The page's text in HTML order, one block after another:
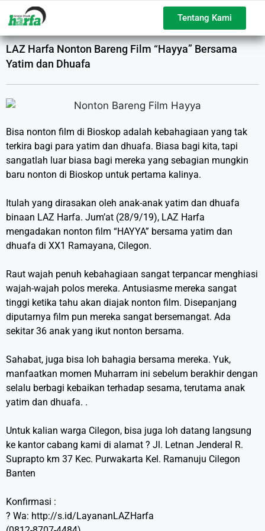
Tentang Kami
LAZ Harfa Nonton Bareng Film “Hayya” Bersama
Yatim dan Dhuafa
Bisa nonton film di Bioskop adalah kebahagiaan yang tak
terkira bagi para yatim dan dhuafa. Biasa bagi kita, tapi
sangatlah luar biasa bagi mereka yang sebagian mungkin
baru nonton di Bioskop untuk pertama kalinya. ⁣
Itulah yang dirasakan oleh anak-anak yatim dan dhuafa
binaan LAZ Harfa. Jum’at (28/9/19), LAZ Harfa
mengadakan nonton film “HAYYA” bersama yatim dan
dhuafa di XX1 Ramayana, Cilegon.⁣
Raut wajah penuh kebahagiaan sangat terpancar menghiasi
wajah-wajah polos mereka. Antusiasme mereka sangat
tinggi ketika tahu akan diajak nonton film. Disepanjang
diputarnya film pun mereka sangat bersemangat. Ada
sekitar 36 anak yang ikut nonton bersama. ⁣
Sahabat, juga bisa loh bahagia bersama mereka. Yuk,
manfaatkan momen Muharram ini sebelum berakhir dengan
selalu berbagi kebaikan terhadap sesama, terutama anak
yatim dan dhuafa. .
Untuk kalian warga Cilegon, bisa juga loh datang langsung
ke kantor cabang kami di alamat ? Jl. Letnan Jenderal R.
Suprapto km 37 Kec. Purwakarta Kel. Ramanuju Cilegon
Banten
Konfirmasi :⁣
? Wa: http://s.id/LayananLAZHarfa⁣